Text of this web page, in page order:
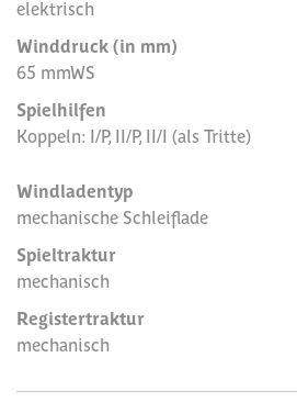
elektrisch
Winddruck (in mm)
65 mmWS
Spielhilfen
Koppeln: I/P, II/P, II/I (als Tritte)
Windladentyp
mechanische Schleiflade
Spieltraktur
mechanisch
Registertraktur
mechanisch